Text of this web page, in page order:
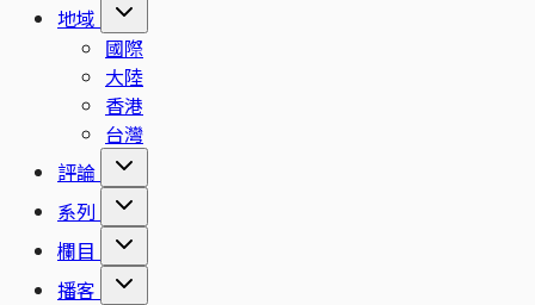
地域
國際
大陸
香港
台灣
評論
系列
欄目
播客